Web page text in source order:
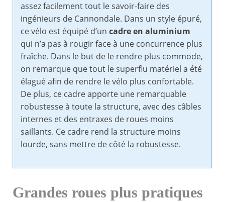
assez facilement tout le savoir-faire des
ingénieurs de Cannondale. Dans un style épuré,
ce vélo est équipé d’un cadre en aluminium
qui n’a pas à rougir face à une concurrence plus
fraîche. Dans le but de le rendre plus commode,
on remarque que tout le superflu matériel a été
élagué afin de rendre le vélo plus confortable.
De plus, ce cadre apporte une remarquable
robustesse à toute la structure, avec des câbles
internes et des entraxes de roues moins
saillants. Ce cadre rend la structure moins
lourde, sans mettre de côté la robustesse.
Grandes roues plus pratiques